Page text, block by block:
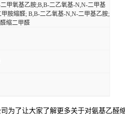
二甲氧基乙胺;Β,Β-二乙氧基-N,N-二甲基
甲胺縮醛; Β,Β-二乙氧基-N,N-二甲基乙胺;
缩二甲醛
为了让大家了解更多关于对氨基乙醛